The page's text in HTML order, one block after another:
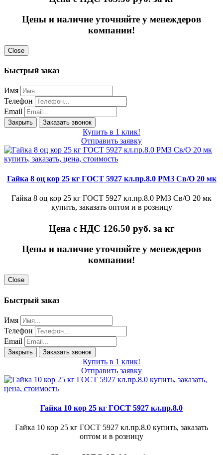
Цены и наличие уточняйте у менеждеров
компании!
Close
Быстрый заказ
Имя
Телефон
Email
Закрыть Заказать звонок
Купить в 1 клик!
Отправить заявку
Гайка 8 оц кор 25 кг ГОСТ 5927 кл.пр.8.0 РМЗ Св/О 20 мк
Гайка 8 оц кор 25 кг ГОСТ 5927 кл.пр.8.0 РМЗ Св/О 20 мк
купить, заказать оптом и в розницу
Цена с НДС 126.50 руб. за кг
Цены и наличие уточняйте у менеждеров
компании!
Close
Быстрый заказ
Имя
Телефон
Email
Закрыть Заказать звонок
Купить в 1 клик!
Отправить заявку
Гайка 10 кор 25 кг ГОСТ 5927 кл.пр.8.0
Гайка 10 кор 25 кг ГОСТ 5927 кл.пр.8.0 купить, заказать
оптом и в розницу